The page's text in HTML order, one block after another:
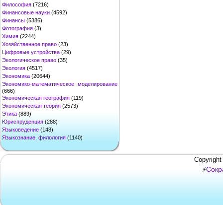
Философия (7216)
Финансовые науки (4592)
Финансы (5386)
Фотография (3)
Химия (2244)
Хозяйственное право (23)
Цифровые устройства (29)
Экологическое право (35)
Экология (4517)
Экономика (20644)
Экономико-математическое моделирование
(666)
Экономическая география (119)
Экономическая теория (2573)
Этика (889)
Юриспруденция (288)
Языковедение (148)
Языкознание, филология (1140)
⚡